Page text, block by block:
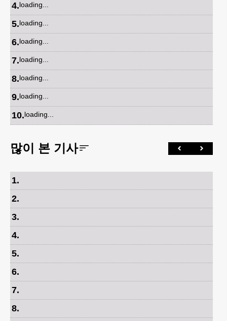
4.loading...
5.loading...
6.loading...
7.loading...
8.loading...
9.loading...
10.loading...
많이 본 기사
1.
2.
3.
4.
5.
6.
7.
8.